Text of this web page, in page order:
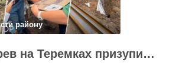
району
Вирубку дерев на Теремках призупинили після приїзду заступника Кличка – почався діалог